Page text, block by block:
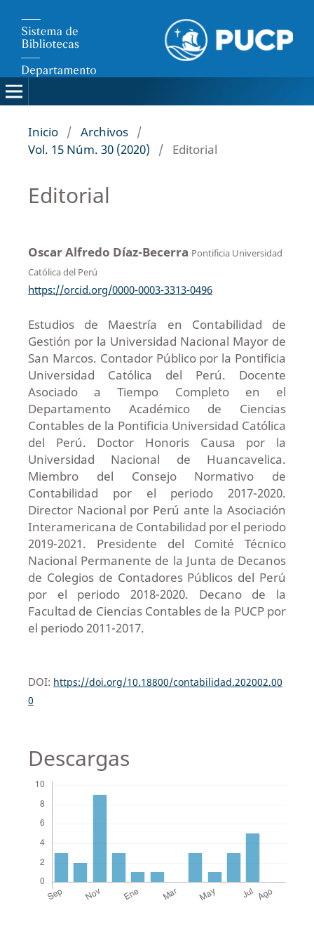
Inicio / Archivos /
Vol. 15 Núm. 30 (2020)
/ Editorial
Editorial
Oscar Alfredo Díaz-Becerra Pontificia Universidad
Católica del Perú
https://orcid.org/0000-0003-3313-0496
Estudios de Maestría en Contabilidad de
Gestión por la Universidad Nacional Mayor de
San Marcos. Contador Público por la Pontificia
Universidad Católica del Perú. Docente
Asociado a Tiempo Completo en el
Departamento Académico de Ciencias
Contables de la Pontificia Universidad Católica
del Perú. Doctor Honoris Causa por la
Universidad Nacional de Huancavelica.
Miembro del Consejo Normativo de
Contabilidad por el periodo 2017-2020.
Director Nacional por Perú ante la Asociación
Interamericana de Contabilidad por el periodo
2019-2021. Presidente del Comité Técnico
Nacional Permanente de la Junta de Decanos
de Colegios de Contadores Públicos del Perú
por el periodo 2018-2020. Decano de la
Facultad de Ciencias Contables de la PUCP por
el periodo 2011-2017.
DOI: https://doi.org/10.18800/contabilidad.202002.00
0
Descargas